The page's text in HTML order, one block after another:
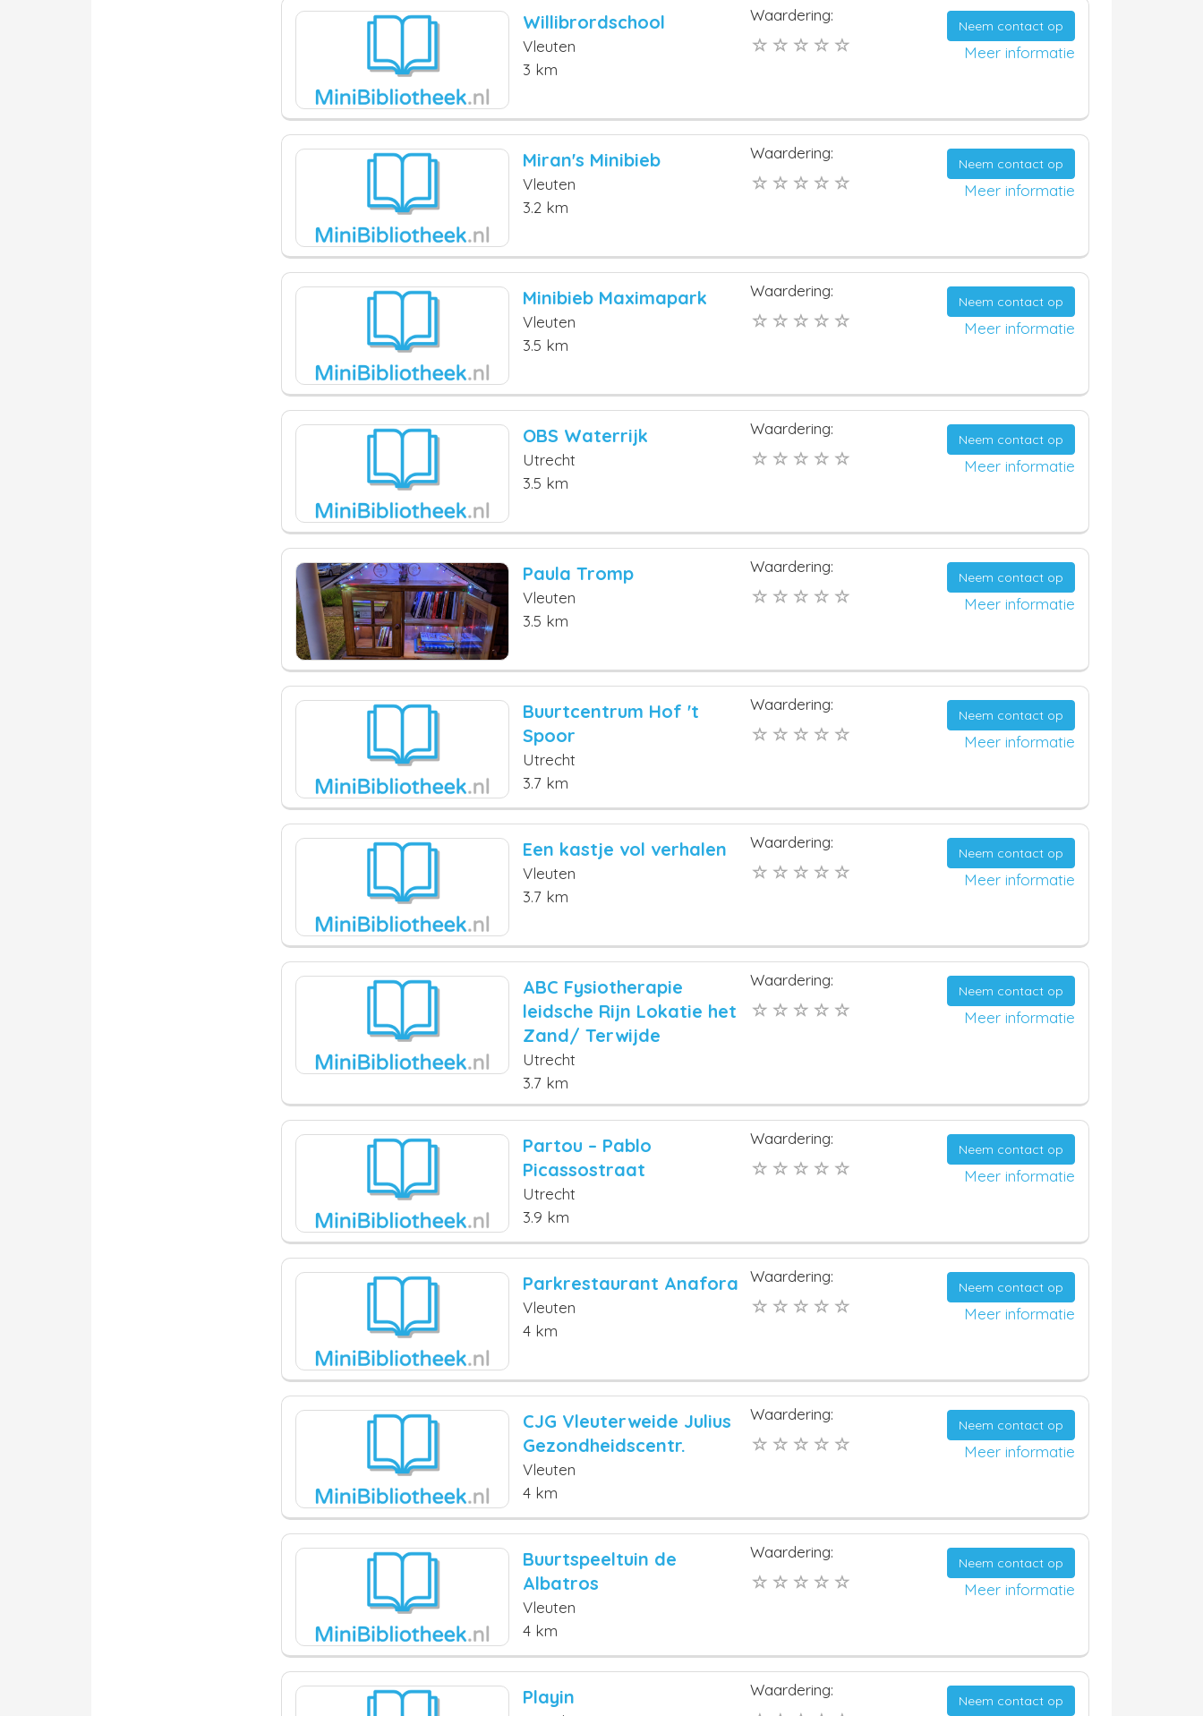
Willibrordschool
Vleuten
3 km
Waardering:
Neem contact op
Meer informatie
Miran's Minibieb
Vleuten
3.2 km
Waardering:
Neem contact op
Meer informatie
Minibieb Maximapark
Vleuten
3.5 km
Waardering:
Neem contact op
Meer informatie
OBS Waterrijk
Utrecht
3.5 km
Waardering:
Neem contact op
Meer informatie
Paula Tromp
Vleuten
3.5 km
Waardering:
Neem contact op
Meer informatie
Buurtcentrum Hof 't
Spoor
Utrecht
3.7 km
Waardering:
Neem contact op
Meer informatie
Een kastje vol verhalen
Vleuten
3.7 km
Waardering:
Neem contact op
Meer informatie
ABC Fysiotherapie
leidsche Rijn Lokatie het
Zand/ Terwijde
Utrecht
3.7 km
Waardering:
Neem contact op
Meer informatie
Partou – Pablo
Picassostraat
Utrecht
3.9 km
Waardering:
Neem contact op
Meer informatie
Parkrestaurant Anafora
Vleuten
4 km
Waardering:
Neem contact op
Meer informatie
CJG Vleuterweide Julius
Gezondheidscentr.
Vleuten
4 km
Waardering:
Neem contact op
Meer informatie
Buurtspeeltuin de
Albatros
Vleuten
4 km
Waardering:
Neem contact op
Meer informatie
Playin Waardering:
Neem contact op